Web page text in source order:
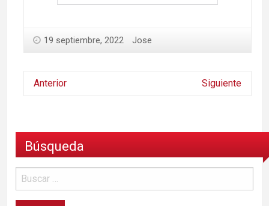
19 septiembre, 2022 Jose
Anterior Siguiente
Búsqueda